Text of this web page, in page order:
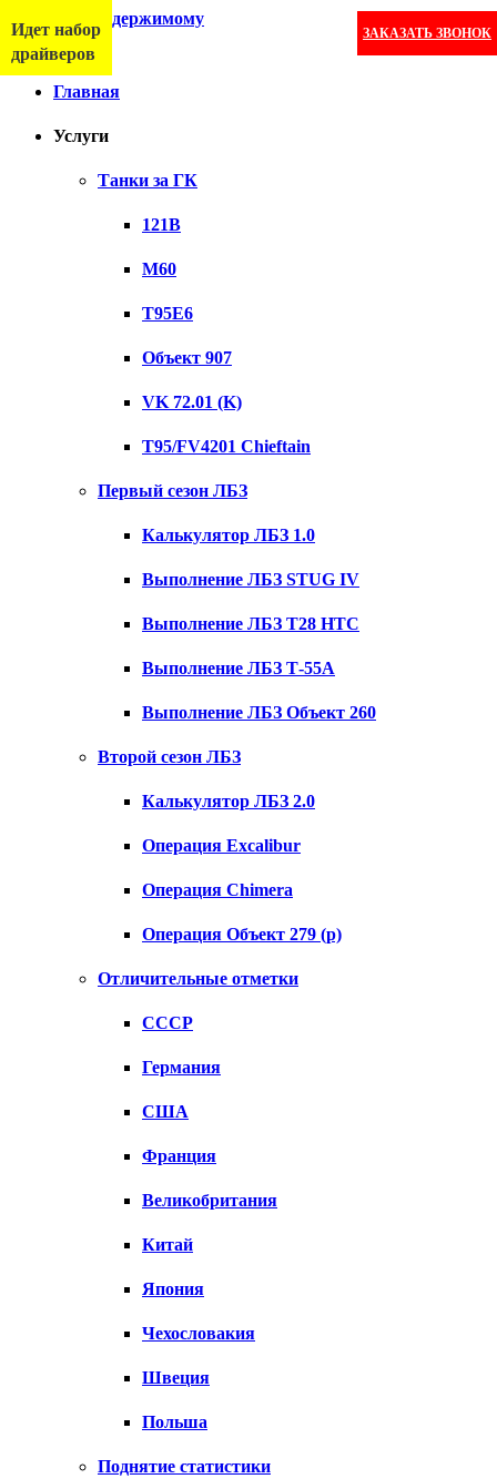
Перейти к содержимому
ЗАКАЗАТЬ ЗВОНОК
Меню
Главная
Услуги
Танки за ГК
121B
M60
T95E6
Объект 907
VK 72.01 (K)
T95/FV4201 Chieftain
Первый сезон ЛБЗ
Калькулятор ЛБЗ 1.0
Выполнение ЛБЗ STUG IV
Выполнение ЛБЗ T28 HTC
Выполнение ЛБЗ Т-55А
Выполнение ЛБЗ Объект 260
Второй сезон ЛБЗ
Калькулятор ЛБЗ 2.0
Операция Excalibur
Операция Chimera
Операция Объект 279 (р)
Отличительные отметки
СССР
Германия
США
Франция
Великобритания
Китай
Япония
Чехословакия
Швеция
Польша
Поднятие статистики
Идет набор
драйверов